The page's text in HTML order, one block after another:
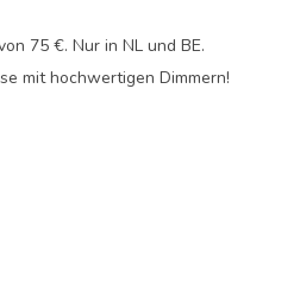
75 €. Nur in NL und BE.
mit hochwertigen Dimmern!